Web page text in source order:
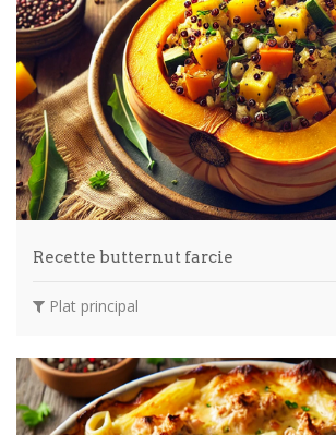
Recette butternut farcie
Plat principal